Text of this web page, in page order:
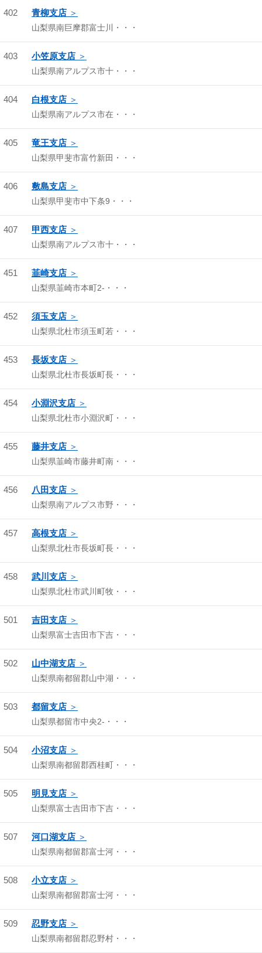
402 青柳支店
山梨県南巨摩郡富士川・・・
403 小笠原支店
山梨県南アルプス市十・・・
404 白根支店
山梨県南アルプス市在・・・
405 竜王支店
山梨県甲斐市富竹新田・・・
406 敷島支店
山梨県甲斐市中下条9・・・
407 甲西支店
山梨県南アルプス市十・・・
451 韮崎支店
山梨県韮崎市本町2-・・・
452 須玉支店
山梨県北杜市須玉町若・・・
453 長坂支店
山梨県北杜市長坂町長・・・
454 小淵沢支店
山梨県北杜市小淵沢町・・・
455 藤井支店
山梨県韮崎市藤井町南・・・
456 八田支店
山梨県南アルプス市野・・・
457 高根支店
山梨県北杜市長坂町長・・・
458 武川支店
山梨県北杜市武川町牧・・・
501 吉田支店
山梨県富士吉田市下吉・・・
502 山中湖支店
山梨県南都留郡山中湖・・・
503 都留支店
山梨県都留市中央2-・・・
504 小沼支店
山梨県南都留郡西桂町・・・
505 明見支店
山梨県富士吉田市下吉・・・
507 河口湖支店
山梨県南都留郡富士河・・・
508 小立支店
山梨県南都留郡富士河・・・
509 忍野支店
山梨県南都留郡忍野村・・・